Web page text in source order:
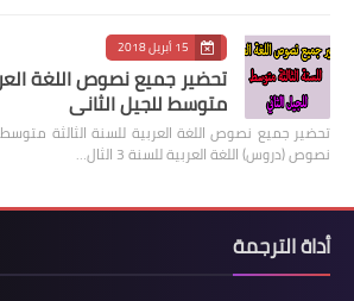
15 أبريل 2018
تحضير جميع نصوص اللغة
متوسط للجيل الثاني
تحضير جميع نصوص اللغة العربية للسنة الثالثة
نصوص (دروس) اللغة العربية للسنة 3 الثال…
أداة الترجمة